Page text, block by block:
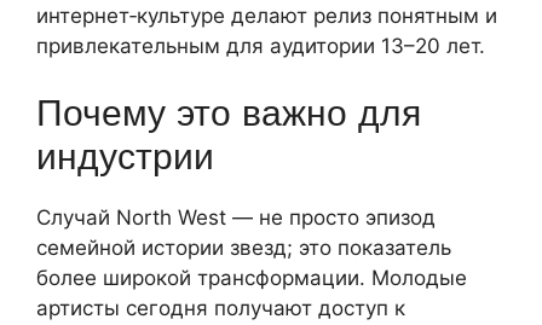
интернет‑культуре делают релиз понятным и
привлекательным для аудитории 13–20 лет.
Почему это важно для
индустрии
Случай North West — не просто эпизод
семейной истории звезд; это показатель
более широкой трансформации. Молодые
артисты сегодня получают доступ к